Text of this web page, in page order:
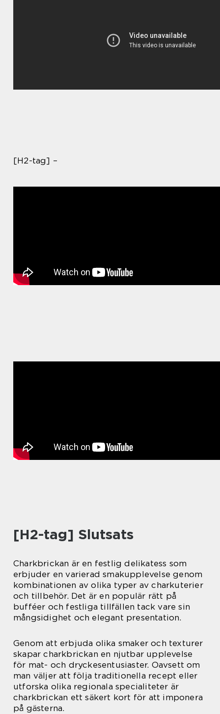
[H2-tag] –
[H2-tag] Slutsats
Charkbrickan är en festlig delikatess som
erbjuder en varierad smakupplevelse genom
kombinationen av olika typer av charkuterier
och tillbehör. Det är en populär rätt på
bufféer och festliga tillfällen tack vare sin
mångsidighet och elegant presentation.
Genom att erbjuda olika smaker och texturer
skapar charkbrickan en njutbar upplevelse
för mat- och dryckesentusiaster. Oavsett om
man väljer att följa traditionella recept eller
utforska olika regionala specialiteter är
charkbrickan ett säkert kort för att imponera
på gästerna.